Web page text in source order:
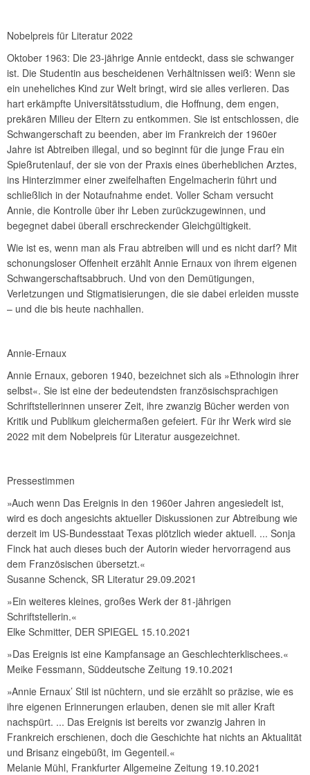
Nobelpreis für Literatur 2022
Oktober 1963: Die 23-jährige Annie entdeckt, dass sie schwanger
ist. Die Studentin aus bescheidenen Verhältnissen weiß: Wenn sie
ein uneheliches Kind zur Welt bringt, wird sie alles verlieren. Das
hart erkämpfte Universitätsstudium, die Hoffnung, dem engen,
prekären Milieu der Eltern zu entkommen. Sie ist entschlossen, die
Schwangerschaft zu beenden, aber im Frankreich der 1960er
Jahre ist Abtreiben illegal, und so beginnt für die junge Frau ein
Spießrutenlauf, der sie von der Praxis eines überheblichen Arztes,
ins Hinterzimmer einer zweifelhaften Engelmacherin führt und
schließlich in der Notaufnahme endet. Voller Scham versucht
Annie, die Kontrolle über ihr Leben zurückzugewinnen, und
begegnet dabei überall erschreckender Gleichgültigkeit.
Wie ist es, wenn man als Frau abtreiben will und es nicht darf? Mit
schonungsloser Offenheit erzählt Annie Ernaux von ihrem eigenen
Schwangerschaftsabbruch. Und von den Demütigungen,
Verletzungen und Stigmatisierungen, die sie dabei erleiden musste
– und die bis heute nachhallen.
Annie-Ernaux
Annie Ernaux, geboren 1940, bezeichnet sich als »Ethnologin ihrer
selbst«. Sie ist eine der bedeutendsten französischsprachigen
Schriftstellerinnen unserer Zeit, ihre zwanzig Bücher werden von
Kritik und Publikum gleichermaßen gefeiert. Für ihr Werk wird sie
2022 mit dem Nobelpreis für Literatur ausgezeichnet.
Pressestimmen
»Auch wenn Das Ereignis in den 1960er Jahren angesiedelt ist,
wird es doch angesichts aktueller Diskussionen zur Abtreibung wie
derzeit im US-Bundesstaat Texas plötzlich wieder aktuell. ... Sonja
Finck hat auch dieses buch der Autorin wieder hervorragend aus
dem Französischen übersetzt.«
Susanne Schenck, SR Literatur 29.09.2021
»Ein weiteres kleines, großes Werk der 81-jährigen
Schriftstellerin.«
Elke Schmitter, DER SPIEGEL 15.10.2021
»Das Ereignis ist eine Kampfansage an Geschlechterklischees.«
Meike Fessmann, Süddeutsche Zeitung 19.10.2021
»Annie Ernaux’ Stil ist nüchtern, und sie erzählt so präzise, wie es
ihre eigenen Erinnerungen erlauben, denen sie mit aller Kraft
nachspürt. ... Das Ereignis ist bereits vor zwanzig Jahren in
Frankreich erschienen, doch die Geschichte hat nichts an Aktualität
und Brisanz eingebüßt, im Gegenteil.«
Melanie Mühl, Frankfurter Allgemeine Zeitung 19.10.2021